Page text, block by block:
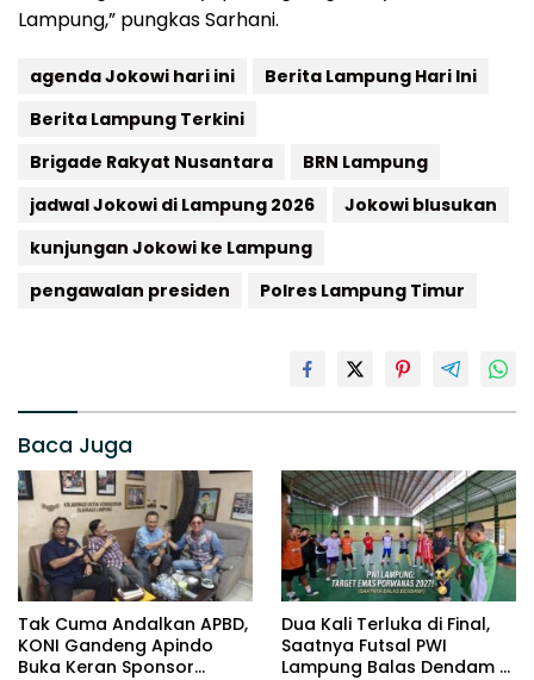
Lampung,” pungkas Sarhani.
agenda Jokowi hari ini
Berita Lampung Hari Ini
Berita Lampung Terkini
Brigade Rakyat Nusantara
BRN Lampung
jadwal Jokowi di Lampung 2026
Jokowi blusukan
kunjungan Jokowi ke Lampung
pengawalan presiden
Polres Lampung Timur
Baca Juga
Tak Cuma Andalkan APBD,
KONI Gandeng Apindo
Buka Keran Sponsor
Dua Kali Terluka di Final,
Saatnya Futsal PWI
Lampung Balas Dendam di